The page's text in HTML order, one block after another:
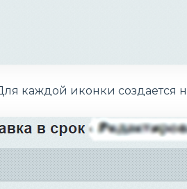
каждой иконки создается